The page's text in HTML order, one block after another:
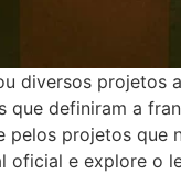
diversos projetos
que definiram a
projetos que
oficial e explore o